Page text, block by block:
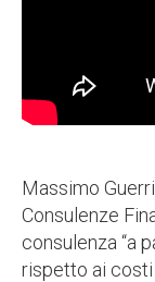
Massimo
Consulenze
consulenza “a
rispetto ai costi